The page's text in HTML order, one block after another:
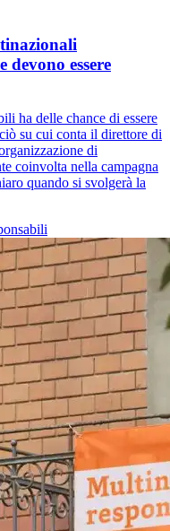
essere
ha delle chance di essere
su cui conta il direttore di
di
coinvolta nella campagna
quando si svolgerà la